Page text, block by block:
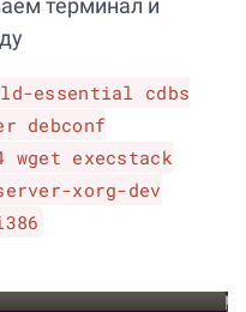
терминал и
essential cdbs
debconf
execstack
xorg-dev